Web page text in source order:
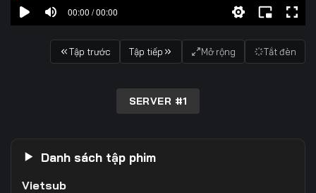
00:00 / 00:00
Tập trước Tập tiếp Mở rộng Tắt đèn
SERVER #1
Danh sách tập phim
Vietsub